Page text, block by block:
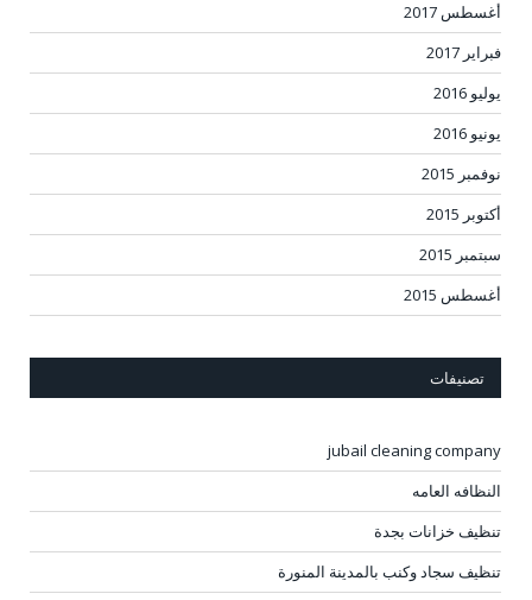
أغسطس 2017
فبراير 2017
يوليو 2016
يونيو 2016
نوفمبر 2015
أكتوبر 2015
سبتمبر 2015
أغسطس 2015
تصنيفات
jubail cleaning company
النظافه العامه
تنظيف خزانات بجدة
تنظيف سجاد وكنب بالمدينة المنورة